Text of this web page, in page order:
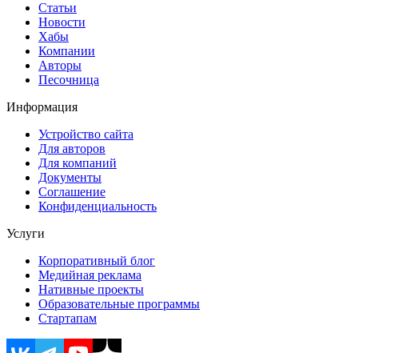
Статьи
Новости
Хабы
Компании
Авторы
Песочница
Информация
Устройство сайта
Для авторов
Для компаний
Документы
Соглашение
Конфиденциальность
Услуги
Корпоративный блог
Медийная реклама
Нативные проекты
Образовательные программы
Стартапам